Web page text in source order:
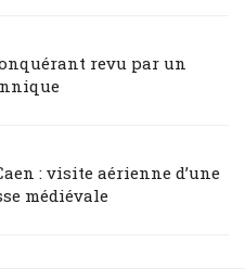
revu par un
: visite aérienne d’une
médiévale